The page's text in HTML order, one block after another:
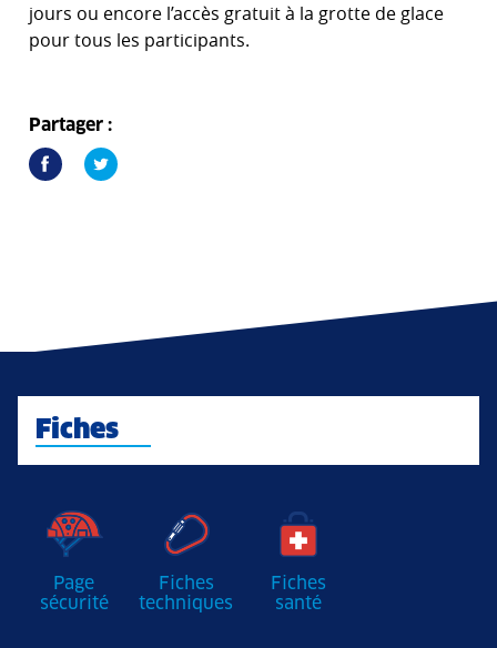
jours ou encore l’accès gratuit à la grotte de glace
pour tous les participants.
Partager :
Fiches
Page
sécurité
Fiches
techniques
Fiches
santé